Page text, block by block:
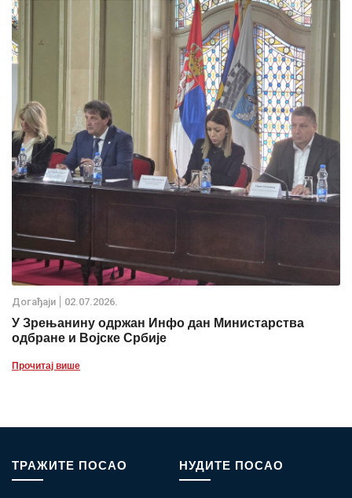
Дoгађаjи 02.07.2026.
У Зрењанину одржан Инфо дан Министарства
одбране и Војске Србије
Прочитај више
ТРАЖИТЕ ПОСАО НУДИТЕ ПОСАО